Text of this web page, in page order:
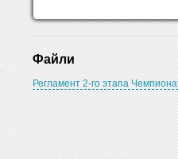
Файли
Регламент 2-го этапа